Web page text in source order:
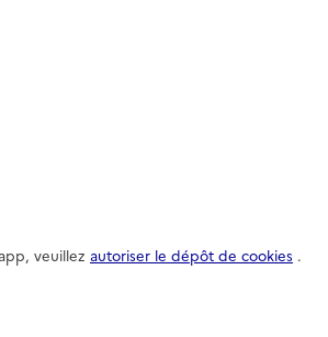
veuillez autoriser le dépôt de cookies .